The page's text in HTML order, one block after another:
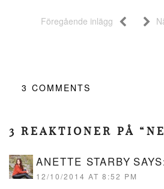
Föregående inlägg
3 COMMENTS
3 REAKTIONER PÅ
ANETTE STARBY
12/10/2014 AT 8:52 PM